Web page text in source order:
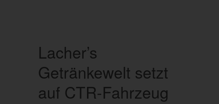
Lacher’s
Getränkewelt setzt
auf CTR-Fahrzeug